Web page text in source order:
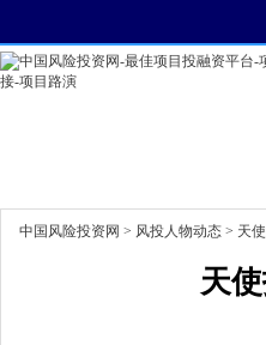
中国风险投资网 > 风投人物动态 > 天
天